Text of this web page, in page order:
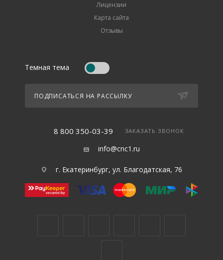
Лицензии
Карта сайта
Отзывы
Темная тема
ПОДПИСАТЬСЯ НА РАССЫЛКУ
8 800 350-03-39 ЗАКАЗАТЬ ЗВОНОК
info@cnc1.ru
г. Екатеринбург, ул. Благодатская, 76